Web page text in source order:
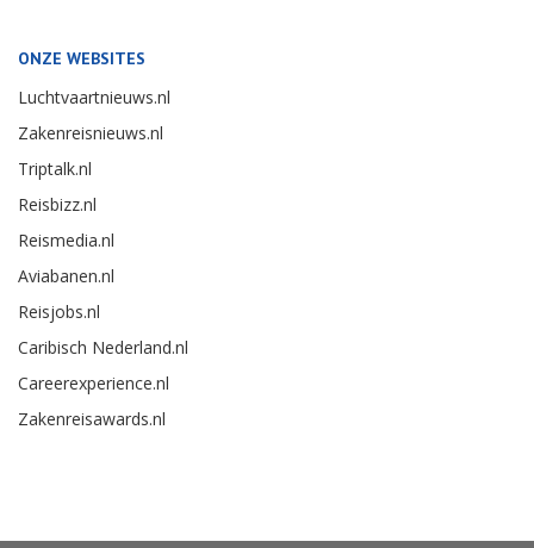
ONZE WEBSITES
Luchtvaartnieuws.nl
Zakenreisnieuws.nl
Triptalk.nl
Reisbizz.nl
Reismedia.nl
Aviabanen.nl
Reisjobs.nl
Caribisch Nederland.nl
Careerexperience.nl
Zakenreisawards.nl